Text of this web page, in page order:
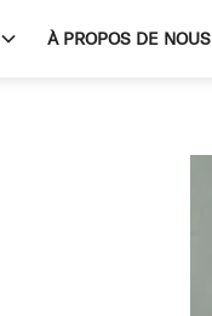
À PROPOS DE NOUS